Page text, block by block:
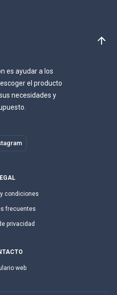
es ayudar a los
el producto
necesidades y
condiciones
frecuentes
privacidad
web